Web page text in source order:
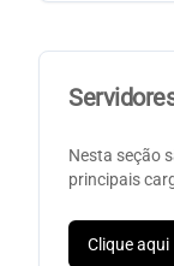
Nesta seção
principais
Clique aqui